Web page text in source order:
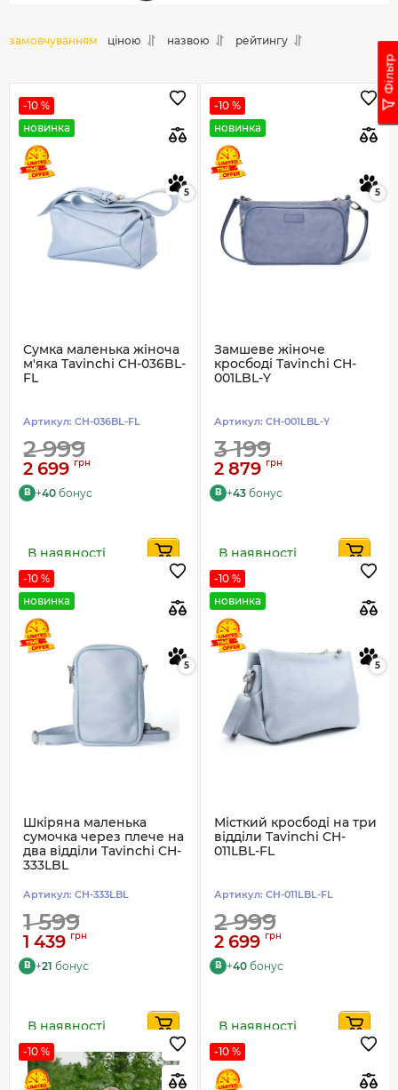
замовчуванням ціною назвою рейтингу
Фільтр
-10 %
новинка
5
Сумка маленька жіноча
м'яка Tavinchi CH-036BL-
FL
Артикул: CH-036BL-FL
2 999
2 699 грн
B +40 бонус
В наявності
-10 %
новинка
5
Замшеве жіноче
кросбоді Tavinchi CH-
001LBL-Y
Артикул: CH-001LBL-Y
3 199
2 879 грн
B +43 бонус
В наявності
-10 %
новинка
5
Шкіряна маленька
сумочка через плече на
два відділи Tavinchi CH-
333LBL
Артикул: CH-333LBL
1 599
1 439 грн
B +21 бонус
В наявності
-10 %
новинка
5
Місткий кросбоді на три
відділи Tavinchi CH-
011LBL-FL
Артикул: CH-011LBL-FL
2 999
2 699 грн
B +40 бонус
В наявності
-10 % -10 %